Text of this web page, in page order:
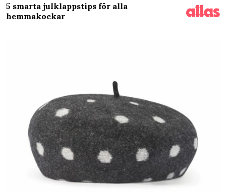
5 smarta julklappstips för alla
hemmakockar